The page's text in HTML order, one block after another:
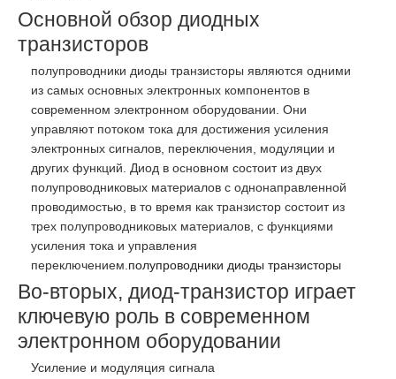
Основной обзор диодных
транзисторов
полупроводники диоды транзисторы являются одними
из самых основных электронных компонентов в
современном электронном оборудовании. Они
управляют потоком тока для достижения усиления
электронных сигналов, переключения, модуляции и
других функций. Диод в основном состоит из двух
полупроводниковых материалов с однонаправленной
проводимостью, в то время как транзистор состоит из
трех полупроводниковых материалов, с функциями
усиления тока и управления
переключением. полупроводники диоды транзисторы
Во-вторых, диод-транзистор играет
ключевую роль в современном
электронном оборудовании
Усиление и модуляция сигнала